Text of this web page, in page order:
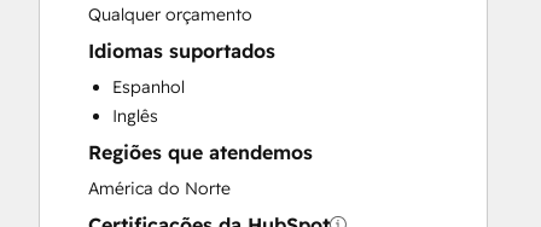
Help Desk Implementation
HubSpot Onboarding
Knowledge Base Development
Paid Advertising
Programmable Automation
Public Relations
Sales and Marketing Alignment
Sales Coaching and Training
Qualquer orçamento
Idiomas suportados
Espanhol
Inglês
Regiões que atendemos
América do Norte